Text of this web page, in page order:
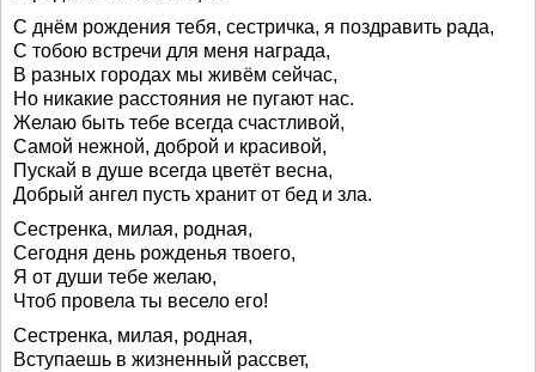
С днём рождения тебя, сестричка, я поздравить рада,
С тобою встречи для меня награда,
В разных городах мы живём сейчас,
Но никакие расстояния не пугают нас.
Желаю быть тебе всегда счастливой,
Самой нежной, доброй и красивой,
Пускай в душе всегда цветёт весна,
Добрый ангел пусть хранит от бед и зла.
Сестренка, милая, родная,
Сегодня день рожденья твоего,
Я от души тебе желаю,
Чтоб провела ты весело его!
Сестренка, милая, родная,
Вступаешь в жизненный рассвет,